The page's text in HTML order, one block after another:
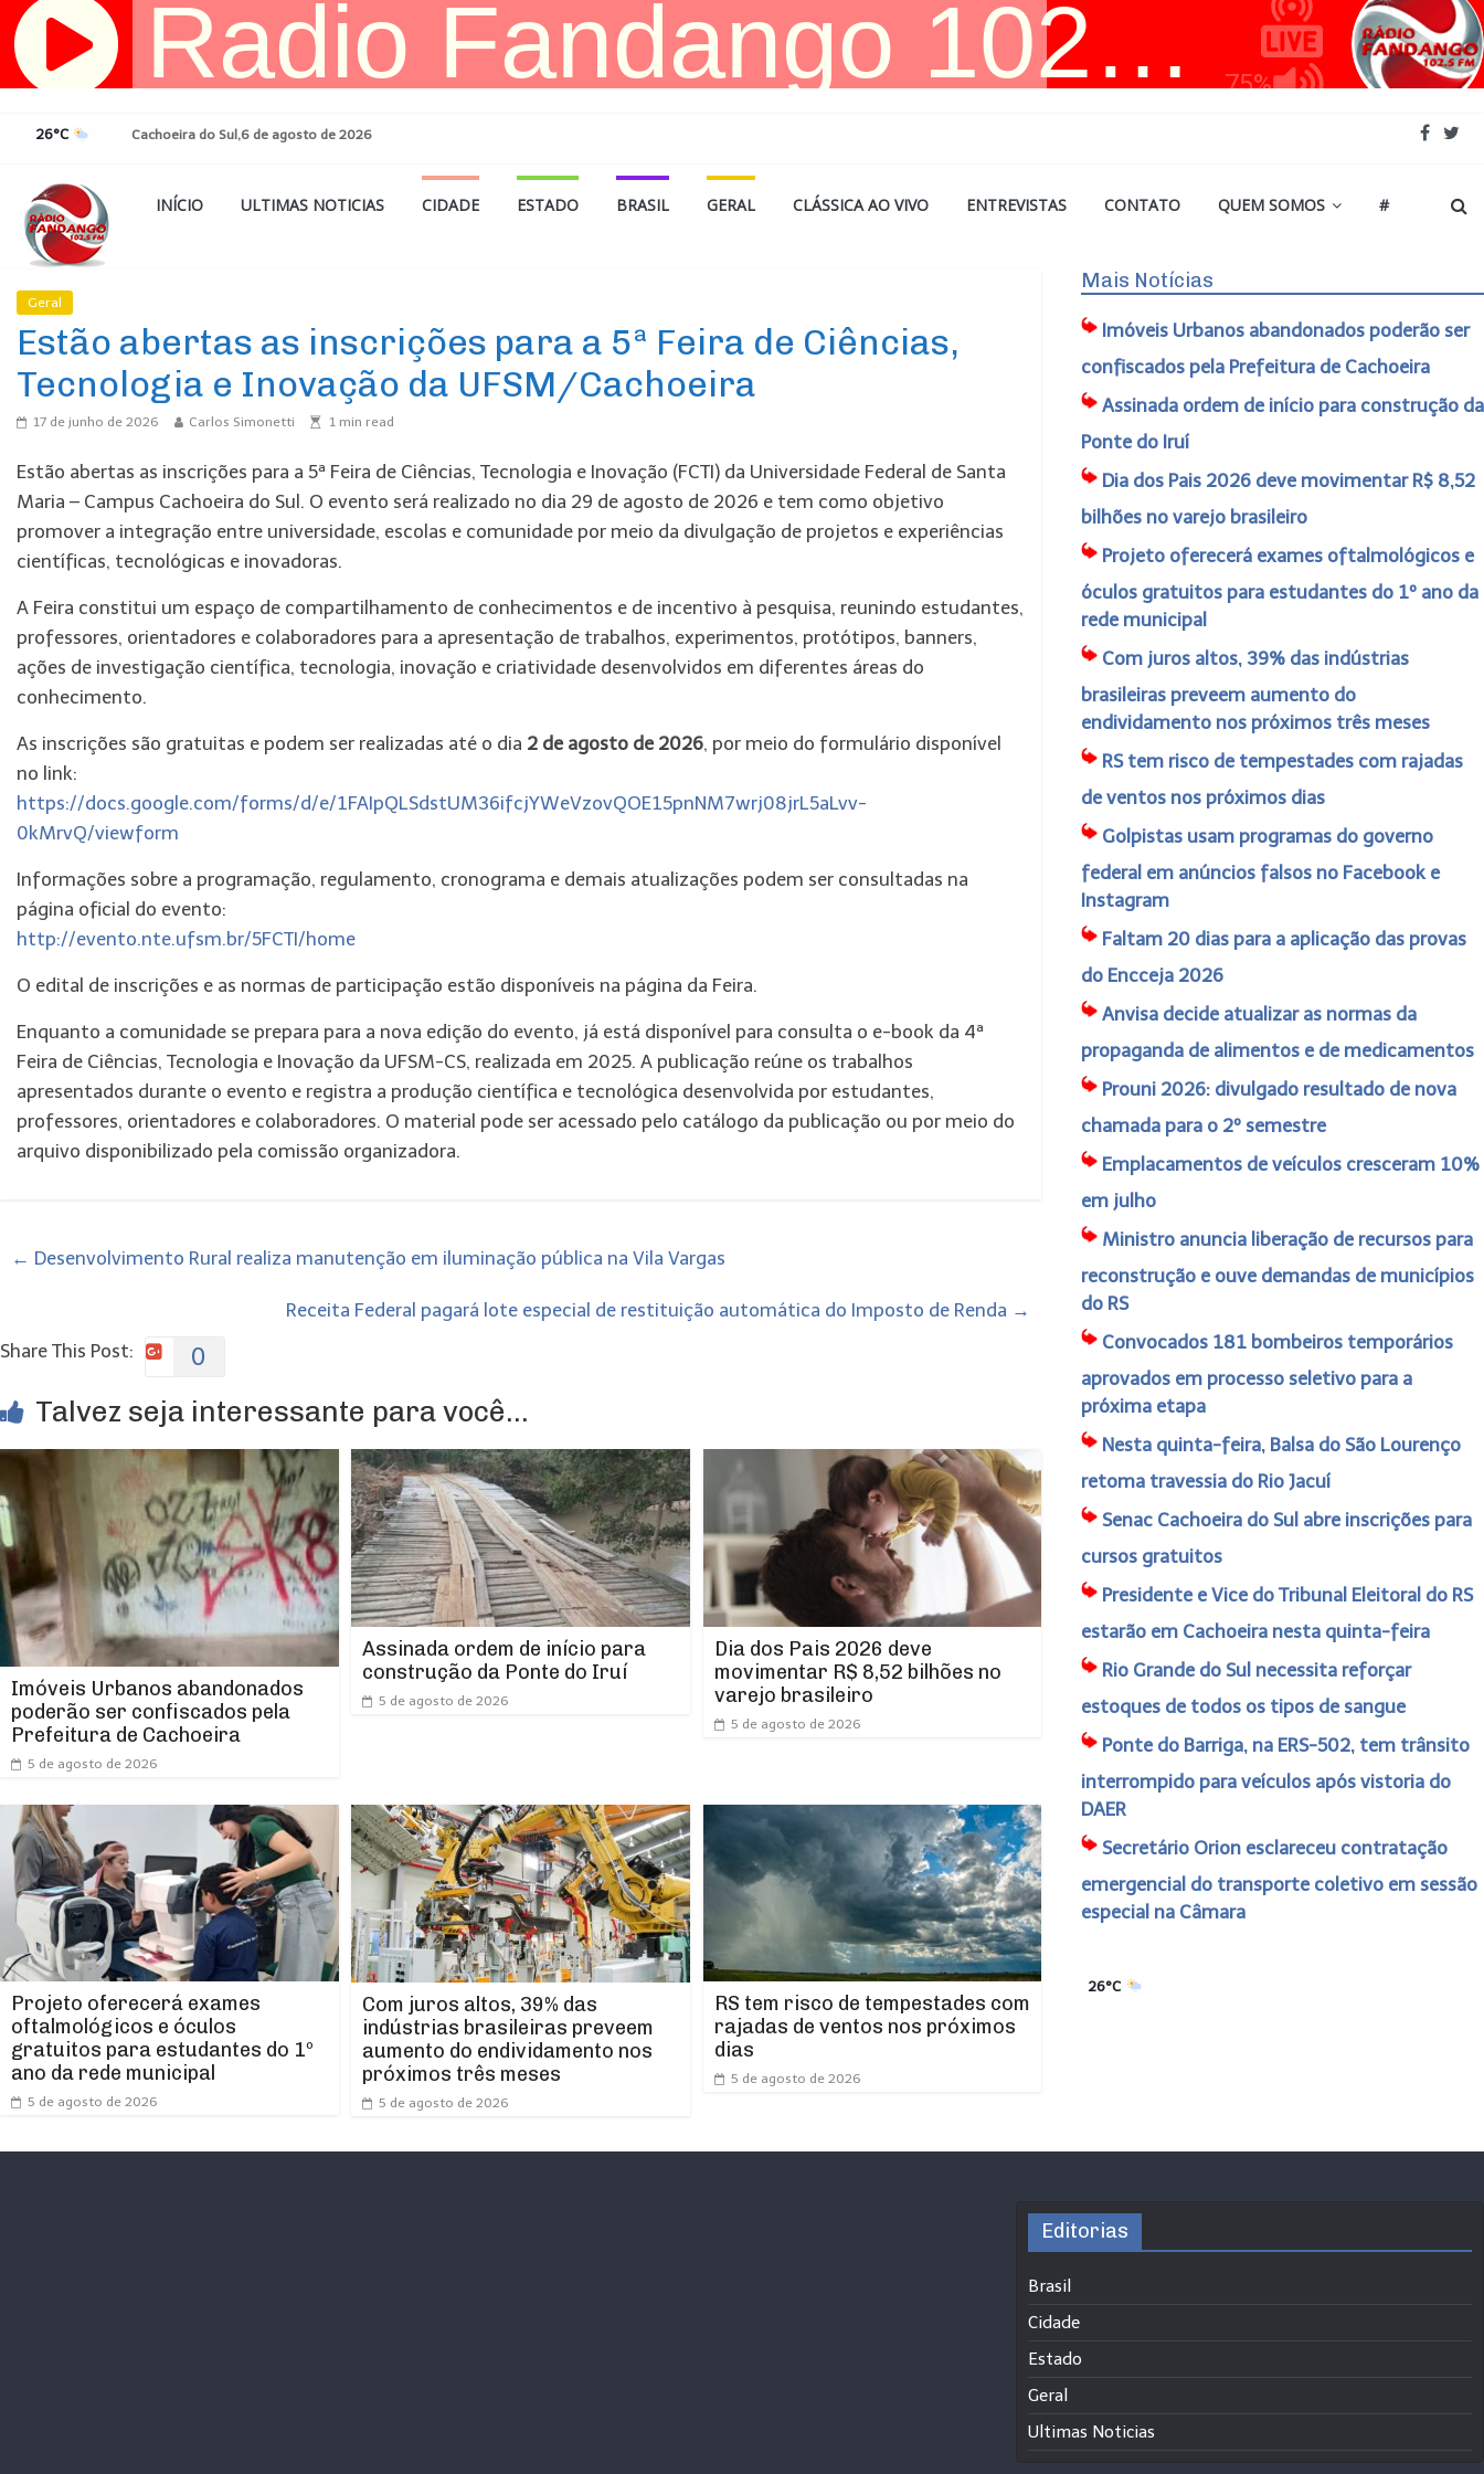
Pular
para
26°C Cachoeira do Sul,6 de agosto de 2026
INÍCIO ULTIMAS NOTICIAS CIDADE ESTADO BRASIL GERAL CLÁSSICA AO VIVO ENTREVISTAS CONTATO QUEM SOMOS #
Geral
Estão abertas as inscrições para a 5ª Feira de Ciências,
Tecnologia e Inovação da UFSM/Cachoeira
17 de junho de 2026 Carlos Simonetti 1 min read
Estão abertas as inscrições para a 5ª Feira de Ciências, Tecnologia e Inovação (FCTI) da Universidade Federal de Santa
Maria – Campus Cachoeira do Sul. O evento será realizado no dia 29 de agosto de 2026 e tem como objetivo
promover a integração entre universidade, escolas e comunidade por meio da divulgação de projetos e experiências
científicas, tecnológicas e inovadoras.
A Feira constitui um espaço de compartilhamento de conhecimentos e de incentivo à pesquisa, reunindo estudantes,
professores, orientadores e colaboradores para a apresentação de trabalhos, experimentos, protótipos, banners,
ações de investigação científica, tecnologia, inovação e criatividade desenvolvidos em diferentes áreas do
conhecimento.
As inscrições são gratuitas e podem ser realizadas até o dia 2 de agosto de 2026, por meio do formulário disponível
no link:
https://docs.google.com/forms/d/e/1FAIpQLSdstUM36ifcjYWeVzovQOE15pnNM7wrj08jrL5aLvv-
0kMrvQ/viewform
Informações sobre a programação, regulamento, cronograma e demais atualizações podem ser consultadas na
página oficial do evento:
http://evento.nte.ufsm.br/5FCTI/home
O edital de inscrições e as normas de participação estão disponíveis na página da Feira.
Enquanto a comunidade se prepara para a nova edição do evento, já está disponível para consulta o e-book da 4ª
Feira de Ciências, Tecnologia e Inovação da UFSM-CS, realizada em 2025. A publicação reúne os trabalhos
apresentados durante o evento e registra a produção científica e tecnológica desenvolvida por estudantes,
professores, orientadores e colaboradores. O material pode ser acessado pelo catálogo da publicação ou por meio do
arquivo disponibilizado pela comissão organizadora.
← Desenvolvimento Rural realiza manutenção em iluminação pública na Vila Vargas
Receita Federal pagará lote especial de restituição automática do Imposto de Renda →
Share This Post:
0
Talvez seja interessante para você...
Imóveis Urbanos abandonados
poderão ser confiscados pela
Prefeitura de Cachoeira
5 de agosto de 2026
Assinada ordem de início para
construção da Ponte do Iruí
5 de agosto de 2026
Dia dos Pais 2026 deve
movimentar R$ 8,52 bilhões no
varejo brasileiro
5 de agosto de 2026
Projeto oferecerá exames
oftalmológicos e óculos
gratuitos para estudantes do 1º
ano da rede municipal
5 de agosto de 2026
Com juros altos, 39% das
indústrias brasileiras preveem
aumento do endividamento nos
próximos três meses
5 de agosto de 2026
RS tem risco de tempestades com
rajadas de ventos nos próximos
dias
5 de agosto de 2026
Mais Notícias
Imóveis Urbanos abandonados poderão ser
confiscados pela Prefeitura de Cachoeira
Assinada ordem de início para construção da
Ponte do Iruí
Dia dos Pais 2026 deve movimentar R$ 8,52
bilhões no varejo brasileiro
Projeto oferecerá exames oftalmológicos e
óculos gratuitos para estudantes do 1º ano da
rede municipal
Com juros altos, 39% das indústrias
brasileiras preveem aumento do
endividamento nos próximos três meses
RS tem risco de tempestades com rajadas
de ventos nos próximos dias
Golpistas usam programas do governo
federal em anúncios falsos no Facebook e
Instagram
Faltam 20 dias para a aplicação das provas
do Encceja 2026
Anvisa decide atualizar as normas da
propaganda de alimentos e de medicamentos
Prouni 2026: divulgado resultado de nova
chamada para o 2º semestre
Emplacamentos de veículos cresceram 10%
em julho
Ministro anuncia liberação de recursos para
reconstrução e ouve demandas de municípios
do RS
Convocados 181 bombeiros temporários
aprovados em processo seletivo para a
próxima etapa
Nesta quinta-feira, Balsa do São Lourenço
retoma travessia do Rio Jacuí
Senac Cachoeira do Sul abre inscrições para
cursos gratuitos
Presidente e Vice do Tribunal Eleitoral do RS
estarão em Cachoeira nesta quinta-feira
Rio Grande do Sul necessita reforçar
estoques de todos os tipos de sangue
Ponte do Barriga, na ERS-502, tem trânsito
interrompido para veículos após vistoria do
DAER
Secretário Orion esclareceu contratação
emergencial do transporte coletivo em sessão
especial na Câmara
26°C
Editorias
Brasil
Cidade
Estado
Geral
Ultimas Noticias